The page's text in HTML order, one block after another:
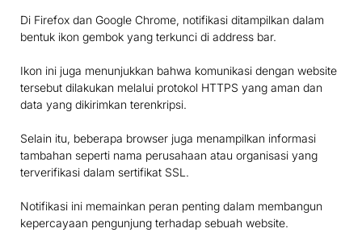
Di Firefox dan Google Chrome, notifikasi ditampilkan dalam
bentuk ikon gembok yang terkunci di address bar.
Ikon ini juga menunjukkan bahwa komunikasi dengan website
tersebut dilakukan melalui protokol HTTPS yang aman dan
data yang dikirimkan terenkripsi.
Selain itu, beberapa browser juga menampilkan informasi
tambahan seperti nama perusahaan atau organisasi yang
terverifikasi dalam sertifikat SSL.
Notifikasi ini memainkan peran penting dalam membangun
kepercayaan pengunjung terhadap sebuah website.